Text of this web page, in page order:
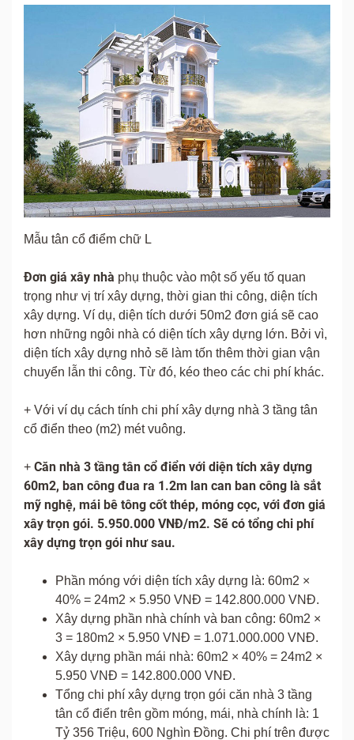
Mẫu tân cổ điểm chữ L
Đơn giá xây nhà phụ thuộc vào một số yếu tố quan
trọng như vị trí xây dựng, thời gian thi công, diện tích
xây dựng. Ví dụ, diện tích dưới 50m2 đơn giá sẽ cao
hơn những ngôi nhà có diện tích xây dựng lớn. Bởi vì,
diện tích xây dựng nhỏ sẽ làm tốn thêm thời gian vận
chuyển lẫn thi công. Từ đó, kéo theo các chi phí khác.
+ Với ví dụ cách tính chi phí xây dựng nhà 3 tầng tân
cổ điển theo (m2) mét vuông.
+ Căn nhà 3 tầng tân cổ điển với diện tích xây dựng
60m2, ban công đua ra 1.2m lan can ban công là sắt
mỹ nghệ, mái bê tông cốt thép, móng cọc, với đơn giá
xây trọn gói. 5.950.000 VNĐ/m2. Sẽ có tổng chi phí
xây dựng trọn gói như sau.
Phần móng với diện tích xây dựng là: 60m2 ×
40% = 24m2 × 5.950 VNĐ = 142.800.000 VNĐ.
Xây dựng phần nhà chính và ban công: 60m2 ×
3 = 180m2 × 5.950 VNĐ = 1.071.000.000 VNĐ.
Xây dựng phần mái nhà: 60m2 × 40% = 24m2 ×
5.950 VNĐ = 142.800.000 VNĐ.
Tổng chi phí xây dựng trọn gói căn nhà 3 tầng
tân cổ điển trên gồm móng, mái, nhà chính là: 1
Tỷ 356 Triệu, 600 Nghìn Đồng. Chi phí trên được